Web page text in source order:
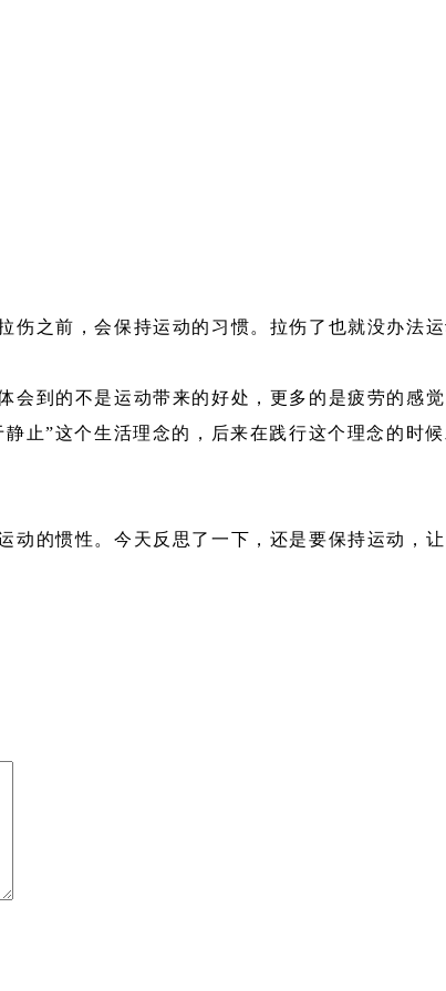
之前，会保持运动的习惯。拉伤了也就没办法运
会到的不是运动带来的好处，更多的是疲劳的感
止”这个生活理念的，后来在践行这个理念的时
动的惯性。今天反思了一下，还是要保持运动，